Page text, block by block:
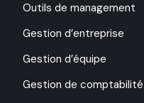
Outils de management
Gestion d’entreprise
Gestion d’équipe
Gestion de comptabilité